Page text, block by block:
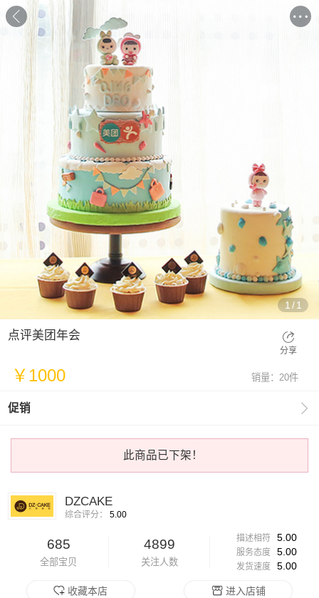
1 /1
点评美团年会
分享
￥1000 销量：20件
促销 
此商品已下架！
DZCAKE
综合评分：5.00
685
全部宝贝
4899
关注人数
描述相符 5.00
服务态度 5.00
发货速度 5.00
收藏本店 进入店铺